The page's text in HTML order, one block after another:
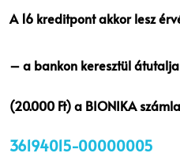
A 16 kreditpont akkor lesz
– a bankon keresztül
(20.000 Ft) a BIONIKA
36194015-00000005